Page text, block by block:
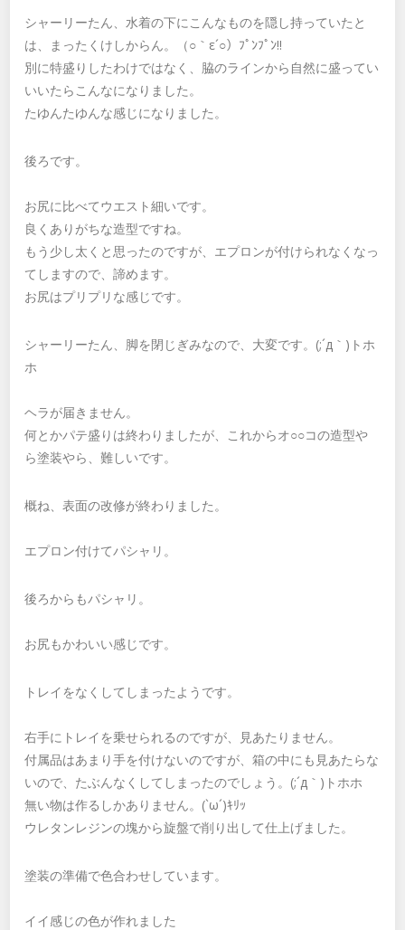
シャーリーたん、水着の下にこんなものを隠し持っていたと
は、まったくけしからん。（○｀ε´○）ﾌﾟﾝﾌﾟﾝ!!
別に特盛りしたわけではなく、脇のラインから自然に盛ってい
いいたらこんなになりました。
たゆんたゆんな感じになりました。
後ろです。
お尻に比べてウエスト細いです。
良くありがちな造型ですね。
もう少し太くと思ったのですが、エプロンが付けられなくなっ
てしますので、諦めます。
お尻はプリプリな感じです。
シャーリーたん、脚を閉じぎみなので、大変です。(;´д｀)トホ
ホ
ヘラが届きません。
何とかパテ盛りは終わりましたが、これからオ○○コの造型や
ら塗装やら、難しいです。
概ね、表面の改修が終わりました。
エプロン付けてパシャリ。
後ろからもパシャリ。
お尻もかわいい感じです。
トレイをなくしてしまったようです。
右手にトレイを乗せられるのですが、見あたりません。
付属品はあまり手を付けないのですが、箱の中にも見あたらな
いので、たぶんなくしてしまったのでしょう。(;´д｀)トホホ
無い物は作るしかありません。(`ω´)ｷﾘｯ
ウレタンレジンの塊から旋盤で削り出して仕上げました。
塗装の準備で色合わせしています。
イイ感じの色が作れました